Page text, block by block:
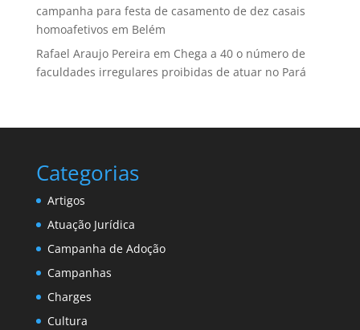
campanha para festa de casamento de dez casais
homoafetivos em Belém
Rafael Araujo Pereira em Chega a 40 o número de
faculdades irregulares proibidas de atuar no Pará
Categorias
Artigos
Atuação Jurídica
Campanha de Adoção
Campanhas
Charges
Cultura